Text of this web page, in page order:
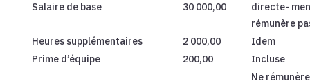
Salaire de base 30 000,00
directe-
rémunère
Heures supplémentaires
2 000,00
Idem
Prime d’équipe
200,00 Incluse
Ne